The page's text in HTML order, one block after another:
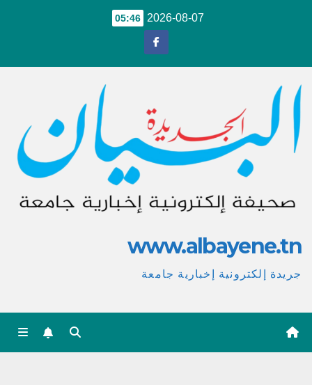
2026-08-07
05:46
www.albayene.tn
جريدة إلكترونية إخبارية جامعة